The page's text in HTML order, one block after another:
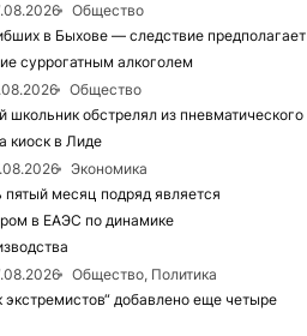
Общество
в Быхове — следствие предполагает
суррогатным алкоголем
Общество
школьник обстрелял из пневматического
киоск в Лиде
Экономика
пятый месяц подряд является
в ЕАЭС по динамике
Общество, Политика
экстремистов“ добавлено еще четыре